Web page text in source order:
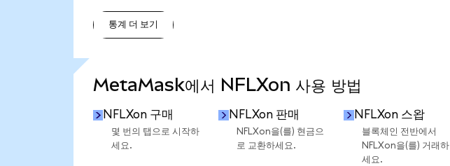
통계 더 보기
MetaMask에서 NFLXon 사용 방법
NFLXon 구매
몇 번의 탭으로 시작하
세요.
NFLXon 판매
NFLXon을(를) 현금으
로 교환하세요.
NFLXon 스왑
블록체인 전반에서
NFLXon을(를) 거래하
세요.